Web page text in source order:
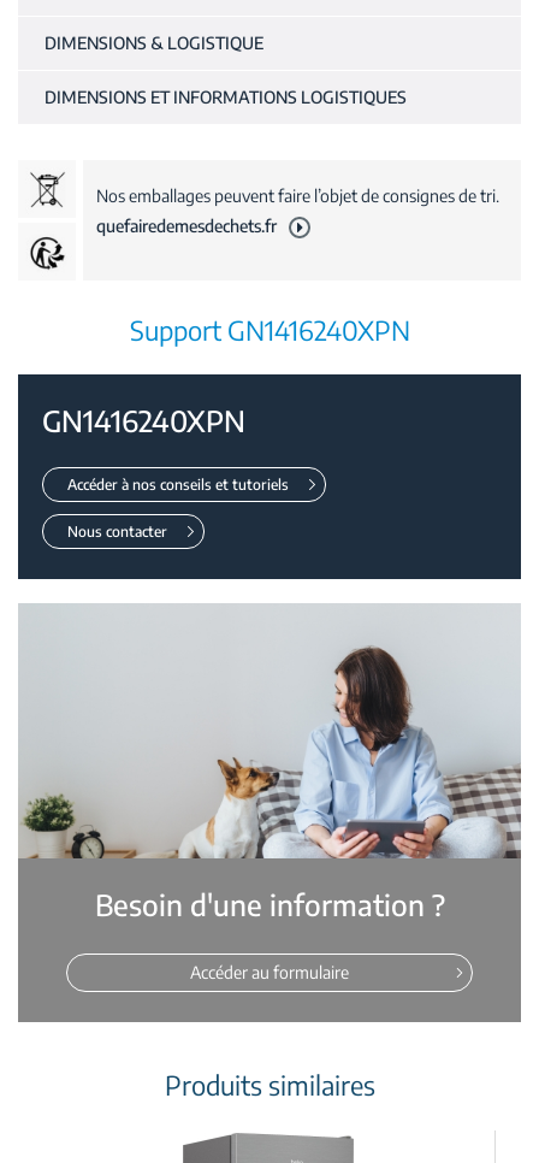
DIMENSIONS & LOGISTIQUE
DIMENSIONS ET INFORMATIONS LOGISTIQUES
Nos emballages peuvent faire l’objet de consignes de tri.
quefairedemesdechets.fr
Support GN1416240XPN
GN1416240XPN
Accéder à nos conseils et tutoriels
Nous contacter
Besoin d'une information ?
Accéder au formulaire
Produits similaires